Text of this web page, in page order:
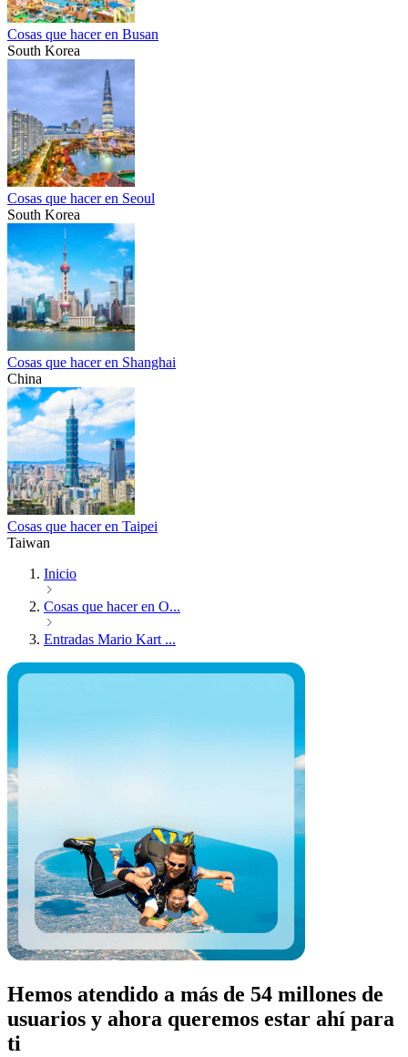
Cosas que hacer en Busan
South Korea
Cosas que hacer en Seoul
South Korea
Cosas que hacer en Shanghai
China
Cosas que hacer en Taipei
Taiwan
Inicio
Cosas que hacer en O...
Entradas Mario Kart ...
Hemos atendido a más de 54 millones de
usuarios y ahora queremos estar ahí para
ti